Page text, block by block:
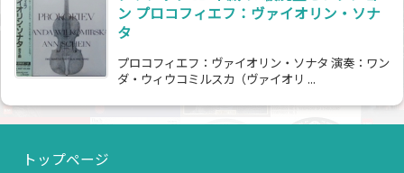
ン プロコフィエフ：ヴァイオリン・ソナ
タ
プロコフィエフ：ヴァイオリン・ソナタ 演奏：ワン
ダ・ウィウコミルスカ（ヴァイオリ ...
トップページ